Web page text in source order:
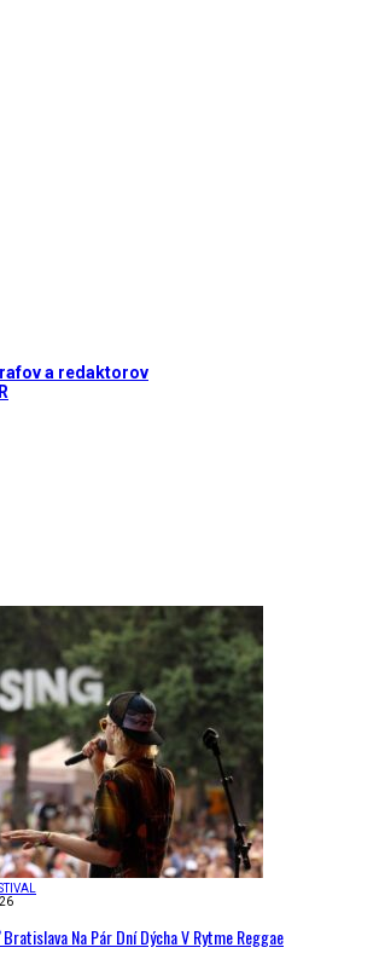
a redaktorov
Na Pár Dní Dýcha V Rytme Reggae